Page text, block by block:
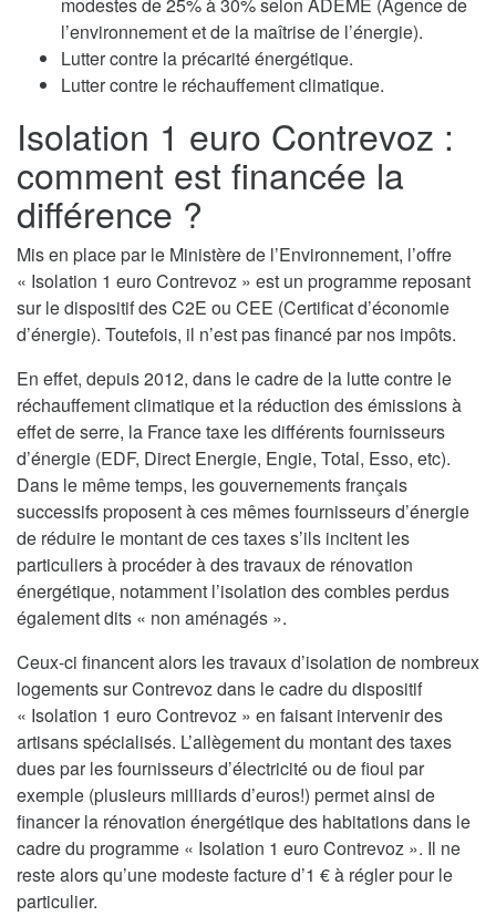
l’environnement et de la maîtrise de l’énergie).
Lutter contre la précarité énergétique.
Lutter contre le réchauffement climatique.
Isolation 1 euro Contrevoz :
comment est financée la
différence ?
Mis en place par le Ministère de l’Environnement, l’offre
« Isolation 1 euro Contrevoz » est un programme reposant
sur le dispositif des C2E ou CEE (Certificat d’économie
d’énergie). Toutefois, il n’est pas financé par nos impôts.
En effet, depuis 2012, dans le cadre de la lutte contre le
réchauffement climatique et la réduction des émissions à
effet de serre, la France taxe les différents fournisseurs
d’énergie (EDF, Direct Energie, Engie, Total, Esso, etc).
Dans le même temps, les gouvernements français
successifs proposent à ces mêmes fournisseurs d’énergie
de réduire le montant de ces taxes s’ils incitent les
particuliers à procéder à des travaux de rénovation
énergétique, notamment l’isolation des combles perdus
également dits « non aménagés ».
Ceux-ci financent alors les travaux d’isolation de nombreux
logements sur Contrevoz dans le cadre du dispositif
« Isolation 1 euro Contrevoz » en faisant intervenir des
artisans spécialisés. L’allègement du montant des taxes
dues par les fournisseurs d’électricité ou de fioul par
exemple (plusieurs milliards d’euros!) permet ainsi de
financer la rénovation énergétique des habitations dans le
cadre du programme « Isolation 1 euro Contrevoz ». Il ne
reste alors qu’une modeste facture d’1 € à régler pour le
particulier.